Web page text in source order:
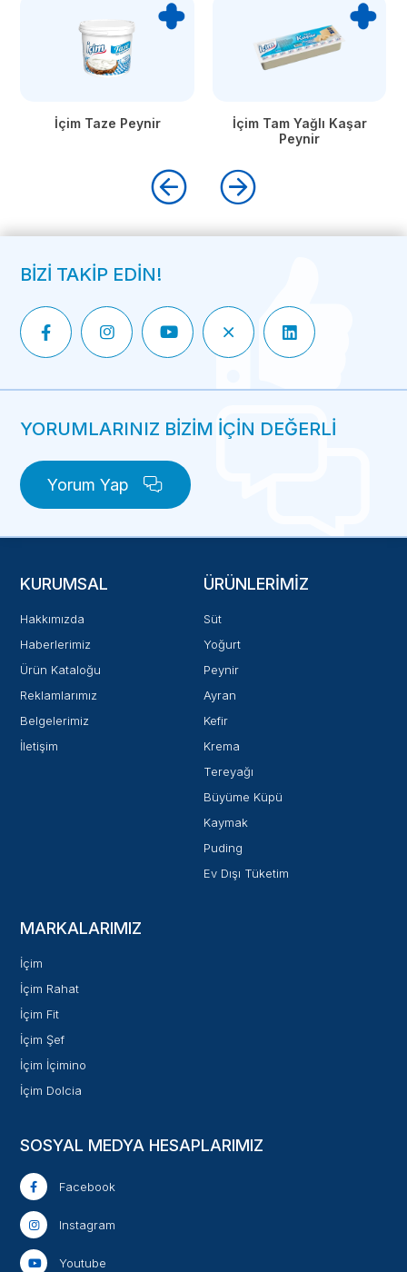
İçim Taze Peynir
İçim Tam Yağlı Kaşar
Peynir
BİZİ TAKİP EDİN!
YORUMLARINIZ BİZİM İÇİN DEĞERLİ
Yorum Yap
KURUMSAL
Hakkımızda
Haberlerimiz
Ürün Kataloğu
Reklamlarımız
Belgelerimiz
İletişim
ÜRÜNLERIMIZ
Süt
Yoğurt
Peynir
Ayran
Kefir
Krema
Tereyağı
Büyüme Küpü
Kaymak
Puding
Ev Dışı Tüketim
MARKALARIMIZ
İçim
İçim Rahat
İçim Fit
İçim Şef
İçim İçimino
İçim Dolcia
SOSYAL MEDYA HESAPLARIMIZ
Facebook
Instagram
Youtube